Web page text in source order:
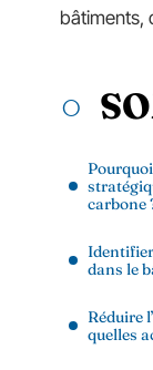
bâtiments,
carbone
dans le
Réduire
quelles